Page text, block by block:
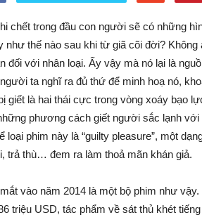
chết trong đầu con người sẽ có những
như thế nào sau khi từ giã cõi đời?
đối với nhân loại. Ấy vậy mà nó lại là
ta nghĩ ra đủ thứ để minh hoạ nó,
giết là hai thái cực trong vòng xoáy bạo
phương cách giết người sắc lạnh
loại phim này là “guilty pleasure”, một
trả thù… đem ra làm thoả mãn khán giả.
vào năm 2014 là một bộ phim như
triệu USD, tác phẩm về sát thủ khét